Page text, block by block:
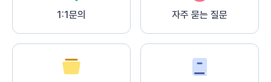
1:1문의 자주 묻는 질문